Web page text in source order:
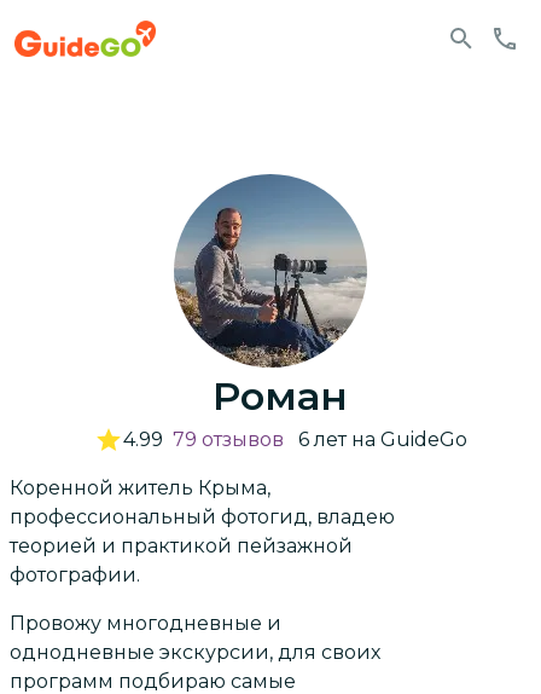
Роман
4.99 79 отзывов 6 летна GuideGo
Коренной житель Крыма,
профессиональный фотогид, владею
теорией и практикой пейзажной
фотографии.
Провожу многодневные и
однодневные экскурсии, для своих
программ подбираю самые